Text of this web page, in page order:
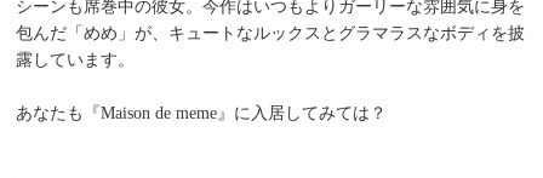
シーンも席巻中の彼女。今作はいつもよりガーリーな雰囲気に身を
包んだ「めめ」が、キュートなルックスとグラマラスなボディを披
露しています。
あなたも『Maison de meme』に入居してみては？